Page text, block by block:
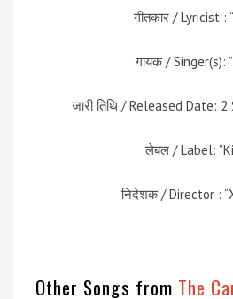
गीतकार / Lyricist :
गायक / Singer(s):
जारी तिथि / Released Date:
लेबल / Label:
निदेशक / Director :
Other Songs from The